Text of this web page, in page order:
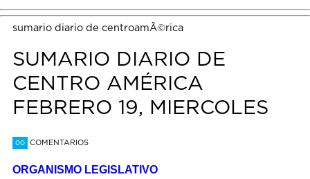
sumario diario de centroamÃ©rica
SUMARIO DIARIO DE
CENTRO AMÉRICA
FEBRERO 19, MIERCOLES
00 COMENTARIOS
ORGANISMO LEGISLATIVO